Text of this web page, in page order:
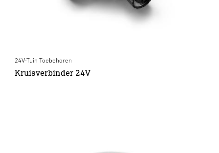
24V-Tuin Toebehoren
Kruisverbinder 24V